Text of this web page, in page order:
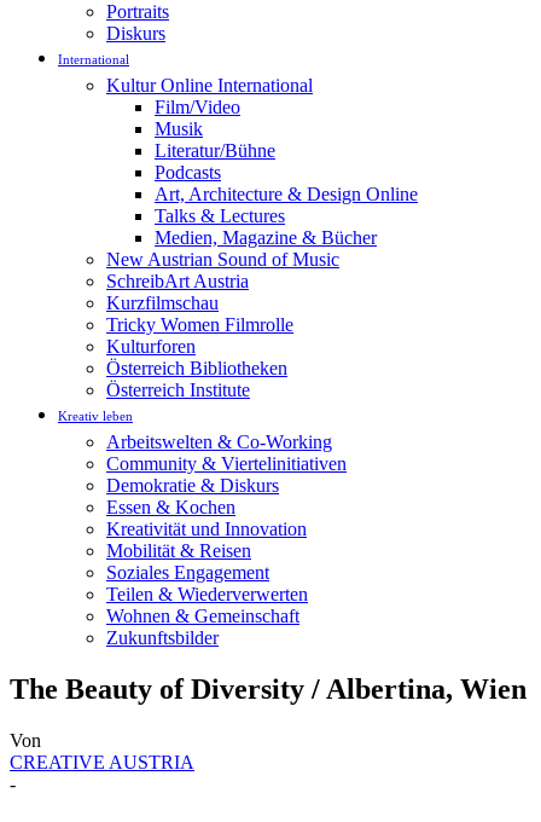
Portraits
Diskurs
International
Kultur Online International
Film/Video
Musik
Literatur/Bühne
Podcasts
Art, Architecture & Design Online
Talks & Lectures
Medien, Magazine & Bücher
New Austrian Sound of Music
SchreibArt Austria
Kurzfilmschau
Tricky Women Filmrolle
Kulturforen
Österreich Bibliotheken
Österreich Institute
Kreativ leben
Arbeitswelten & Co-Working
Community & Viertelinitiativen
Demokratie & Diskurs
Essen & Kochen
Kreativität und Innovation
Mobilität & Reisen
Soziales Engagement
Teilen & Wiederverwerten
Wohnen & Gemeinschaft
Zukunftsbilder
The Beauty of Diversity / Albertina, Wien
Von
CREATIVE AUSTRIA
-